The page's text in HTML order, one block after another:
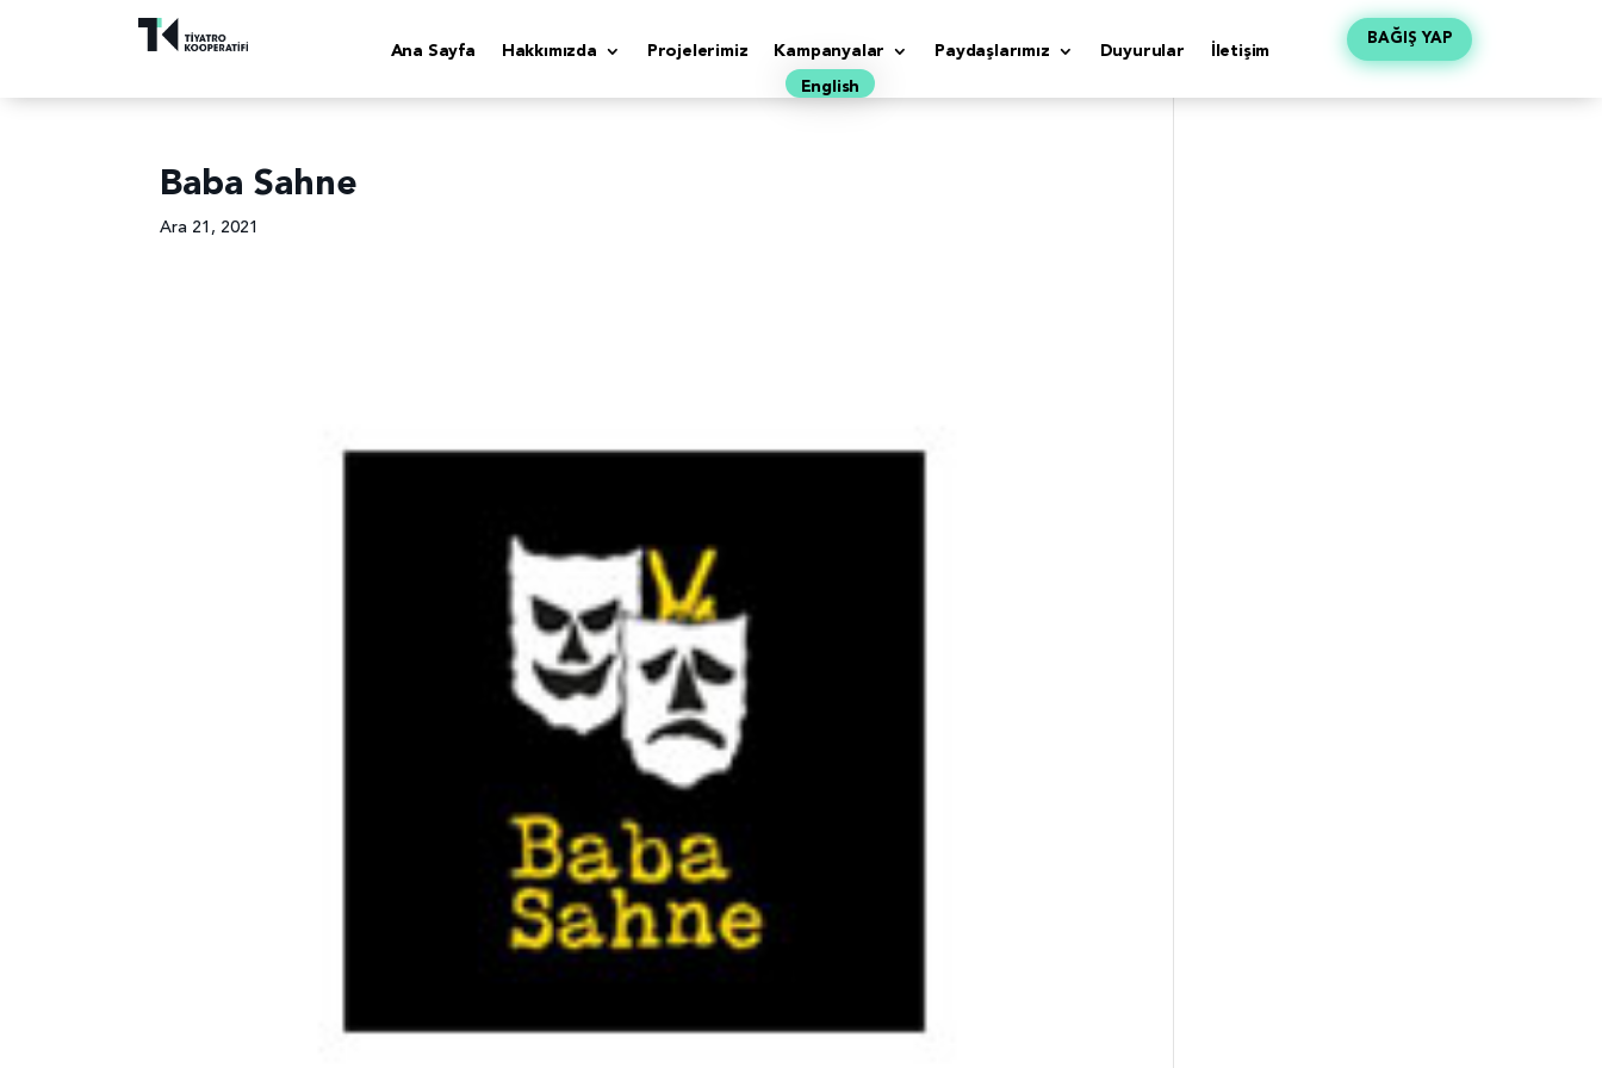
Ana Sayfa Hakkımızda Projelerimiz Kampanyalar Paydaşlarımız Duyurular İletişim
English
BAĞIŞ YAP
Baba Sahne
Ara 21, 2021